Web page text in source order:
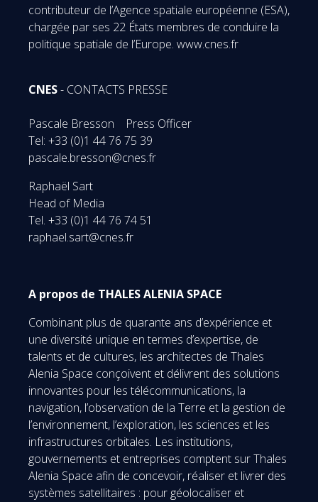
contributeur de l’Agence spatiale européenne (ESA),
chargée par ses 22 États membres de conduire la
politique spatiale de l’Europe. www.cnes.fr
CNES- CONTACTS PRESSE
Pascale Bresson Press Officer
Tel: +33 (0)1 44 76 75 39
pascale.bresson@cnes.fr
Raphaël Sart
Head of Media
Tel. +33 (0)1 44 76 74 51
raphael.sart@cnes.fr
A propos de THALES ALENIA SPACE
Combinant plus de quarante ans d’expérience et
une diversité unique en termes d’expertise, de
talents et de cultures, les architectes de Thales
Alenia Space conçoivent et délivrent des solutions
innovantes pour les télécommunications, la
navigation, l’observation de la Terre et la gestion de
l’environnement, l’exploration, les sciences et les
infrastructures orbitales. Les institutions,
gouvernements et entreprises comptent sur Thales
Alenia Space afin de concevoir, réaliser et livrer des
systèmes satellitaires : pour géolocaliser et